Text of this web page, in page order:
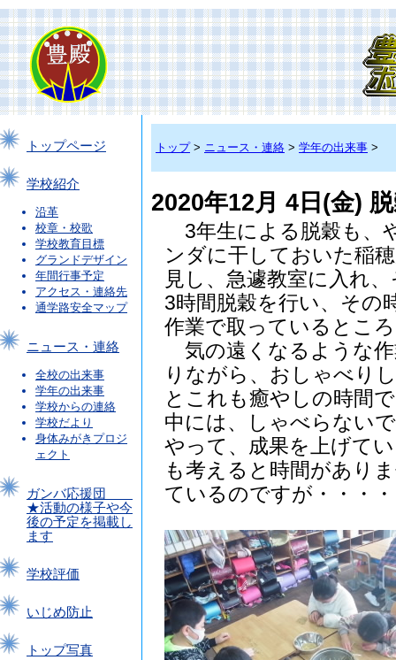
トップページ
学校紹介
沿革
校章・校歌
学校教育目標
グランドデザイン
年間行事予定
アクセス・連絡先
通学路安全マップ
ニュース・連絡
全校の出来事
学年の出来事
学校からの連絡
学校だより
身体みがきプロジ
ェクト
ガンバ応援団
★活動の様子や今
後の予定を掲載し
ます
学校評価
いじめ防止
トップ写真
トップ> ニュース・連絡 > 学年の出来事 >
2020年12月 4日(金)
3年生による脱穀も、
ンダに干しておいた稲
見し、急遽教室に入れ
3時間脱穀を行い、その
作業で取っているとこ
気の遠くなるような
りながら、おしゃべり
とこれも癒やしの時間
中には、しゃべらない
やって、成果を上げて
も考えると時間があり
ているのですが・・・